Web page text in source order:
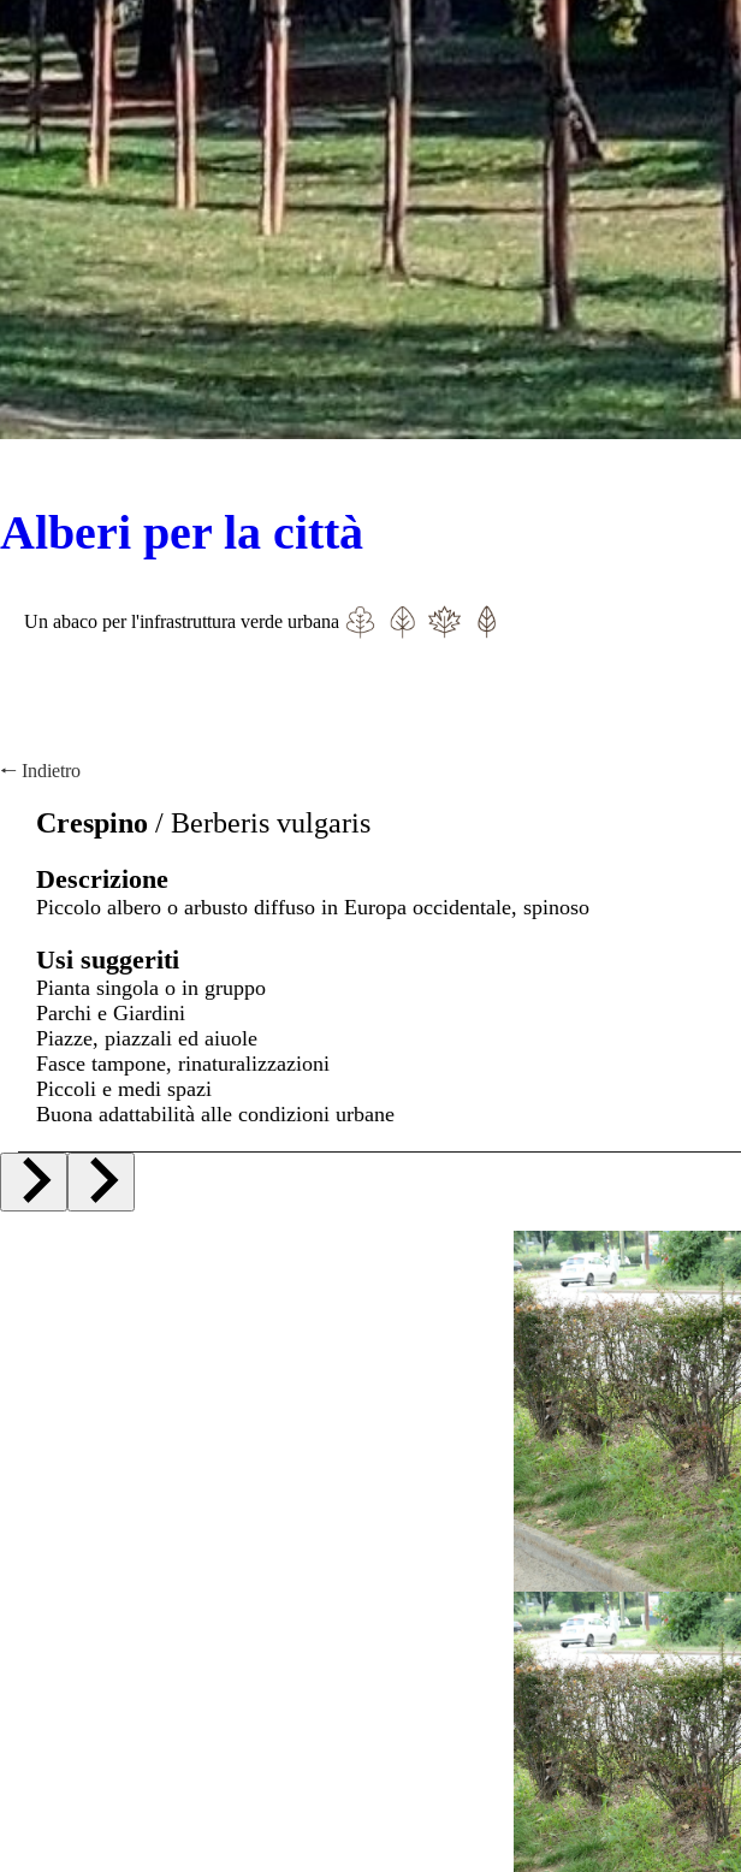
Alberi per la città
Un abaco per l'infrastruttura verde urbana
🠐 Indietro
Crespino / Berberis vulgaris
Descrizione
Piccolo albero o arbusto diffuso in Europa occidentale, spinoso
Usi suggeriti
Pianta singola o in gruppo
Parchi e Giardini
Piazze, piazzali ed aiuole
Fasce tampone, rinaturalizzazioni
Piccoli e medi spazi
Buona adattabilità alle condizioni urbane